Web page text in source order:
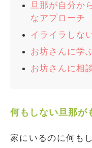
旦那が自分か
なアプローチ
イライラしな
お坊さんに学
お坊さんに相
何もしない旦那が
家にいるのに何も